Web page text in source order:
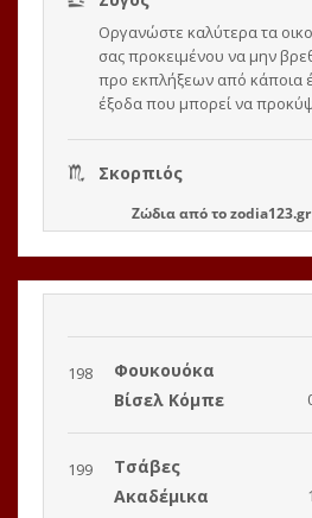
Ζώδιααπό τοzodia123.gr